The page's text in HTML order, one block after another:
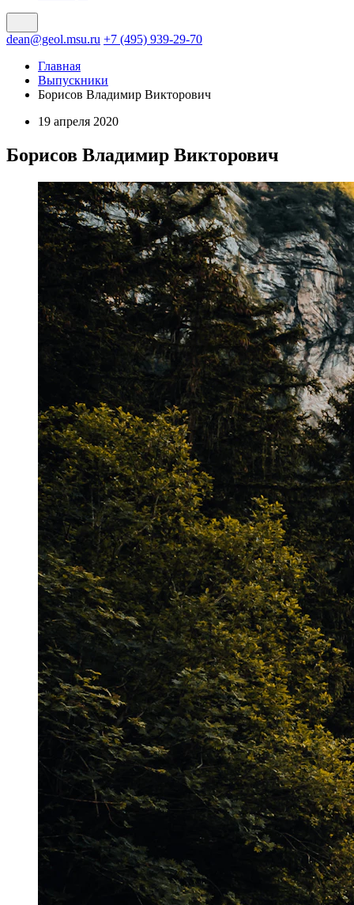
dean@geol.msu.ru +7 (495) 939-29-70
Главная
Выпускники
Борисов Владимир Викторович
19 апреля 2020
Борисов Владимир Викторович